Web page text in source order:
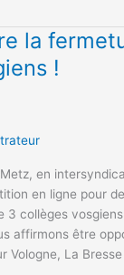
la
!
en
en ligne pour
3 collèges
affirmons être
Vologne, La